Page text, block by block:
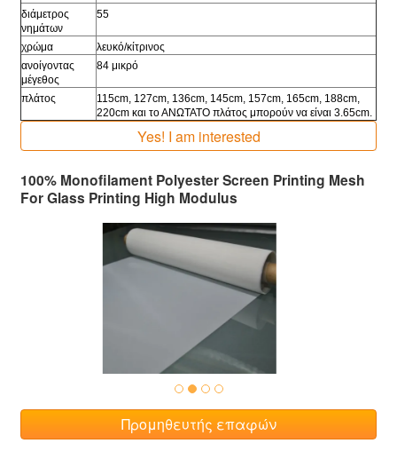
διάμετρος
νημάτων
55
χρώμα
λευκό/κίτρινος
ανοίγοντας
μέγεθος
84 μικρό
πλάτος
115cm, 127cm, 136cm, 145cm, 157cm, 165cm, 188cm,
220cm και το ΑΝΩΤΑΤΟ πλάτος μπορούν να είναι 3.65cm.
Yes! I am interested
100% Monofilament Polyester Screen Printing Mesh
For Glass Printing High Modulus
Προμηθευτής επαφών